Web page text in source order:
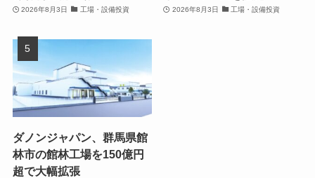
2026年8月3日 工場・設備投資 2026年8月3日 工場・設備投資
ダノンジャパン、群馬県館
林市の館林工場を150億円
超で大幅拡張